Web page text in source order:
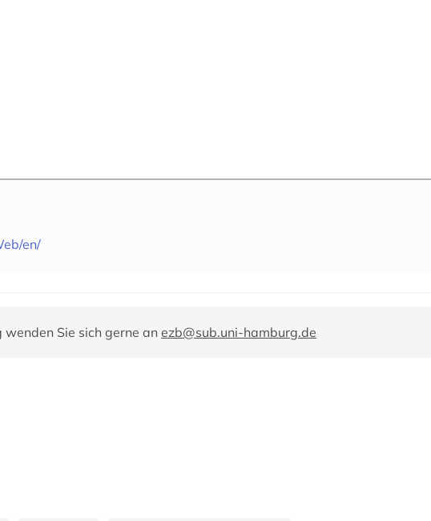
en/
Sie sich gerne an ezb@sub.uni-hamburg.de